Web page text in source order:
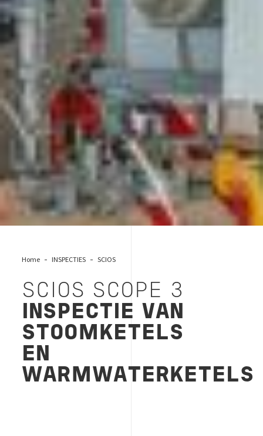
Home INSPECTIES SCIOS
SCIOS SCOPE 3
INSPECTIE VAN
STOOMKETELS
EN
WARMWATERKETELS